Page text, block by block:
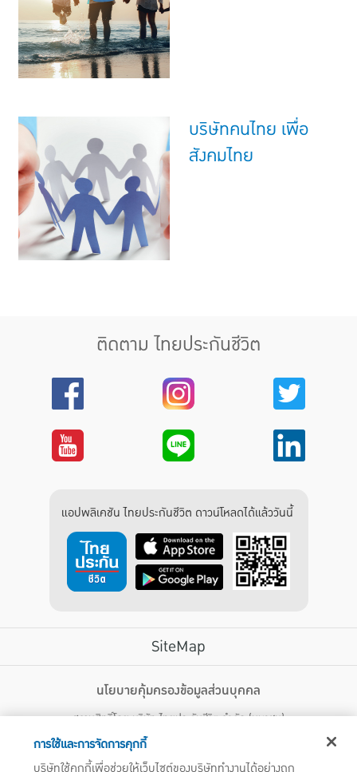
บริษัทคนไทย เพื่อ
สังคมไทย
ติดตาม ไทยประกันชีวิต
แอปพลิเคชัน ไทยประกันชีวิต ดาวน์โหลดได้แล้ววันนี้
SiteMap
ไทยประกันชีวิต HEALTH CARE SOLUTIONS
สิทธิพิเศษ
แอปพลิเคชัน ไทยประกันชีวิต
นโยบายคุ้มครองข้อมูลส่วนบุคคล
สงวนสิทธิ์โดย บริษัท ไทยประกันชีวิต จำกัด (มหาชน)
123 ถนน รัชดาภิเษก แขวงดินแดง เขตดินแดง กรุงเทพฯ 10400 โทรศัพท์ 02-
การใช้และการจัดการคุกกี้
บริษัทใช้คุกกี้เพื่อช่วยให้เว็บไซต์ของบริษัททำงานได้อย่างถูก